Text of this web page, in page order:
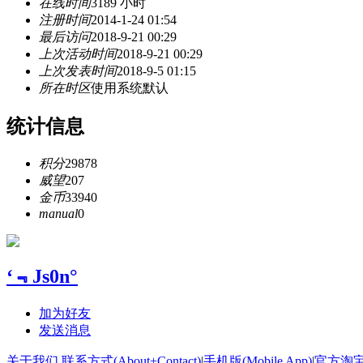
在线时间3189 小时
注册时间2014-1-24 01:54
最后访问2018-9-21 00:29
上次活动时间2018-9-21 00:29
上次发表时间2018-9-5 01:15
所在时区使用系统默认
统计信息
积分29878
威望207
金币33940
manual0
‘﹃Js0n°
加为好友
发送消息